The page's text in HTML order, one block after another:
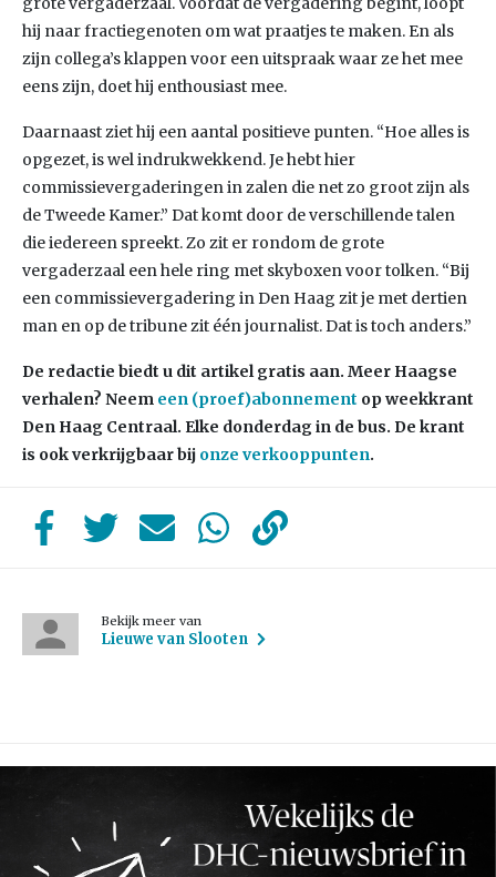
hij naar fractiegenoten om wat praatjes te maken. En als
zijn collega’s klappen voor een uitspraak waar ze het mee
eens zijn, doet hij enthousiast mee.
Daarnaast ziet hij een aantal positieve punten. “Hoe alles is
opgezet, is wel indrukwekkend. Je hebt hier
commissievergaderingen in zalen die net zo groot zijn als
de Tweede Kamer.” Dat komt door de verschillende talen
die iedereen spreekt. Zo zit er rondom de grote
vergaderzaal een hele ring met skyboxen voor tolken. “Bij
een commissievergadering in Den Haag zit je met dertien
man en op de tribune zit één journalist. Dat is toch anders.”
De redactie biedt u dit artikel gratis aan. Meer Haagse
verhalen? Neem een (proef)abonnement op weekkrant
Den Haag Centraal. Elke donderdag in de bus. De krant
is ook verkrijgbaar bij onze verkooppunten.
Bekijk meer van
Lieuwe van Slooten